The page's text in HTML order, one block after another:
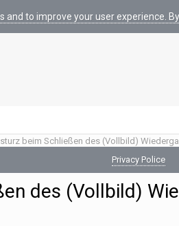
to improve your user experience.
beim Schließen des (Vollbild)
Privacy Police
des (Vollbild)